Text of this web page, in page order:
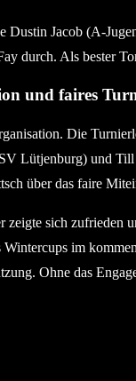
Dustin Jacob (A-
durch. Als bester
und faires
Die
Lütjenburg) und Till
über das faire
zeigte sich zufrieden
im
Ohne das